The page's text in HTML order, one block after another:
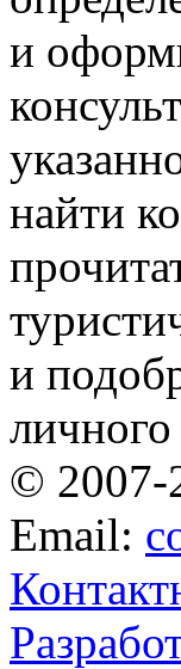
и
найти
и
личного
©
Email: